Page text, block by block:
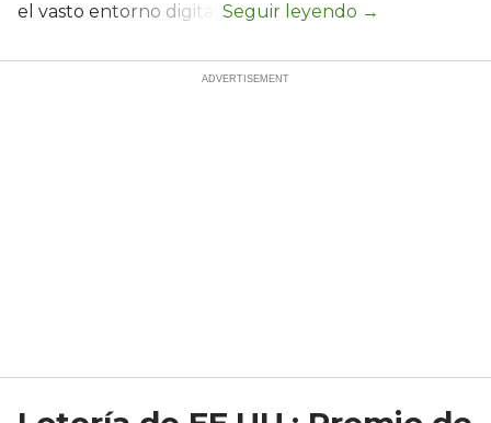
el vasto entorno digital.